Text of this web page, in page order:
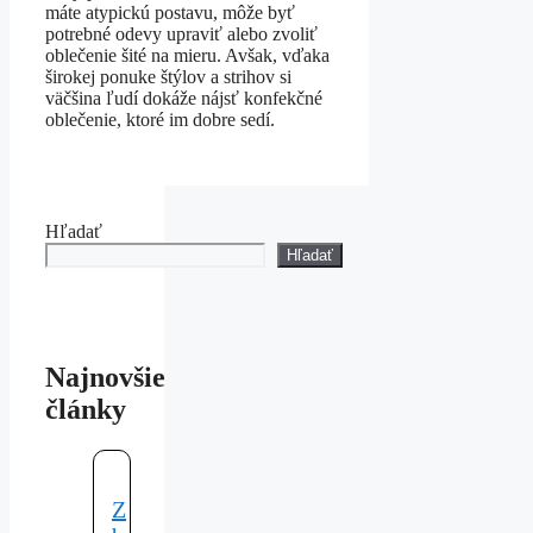
máte atypickú postavu, môže byť
potrebné odevy upraviť alebo zvoliť
oblečenie šité na mieru. Avšak, vďaka
širokej ponuke štýlov a strihov si
väčšina ľudí dokáže nájsť konfekčné
oblečenie, ktoré im dobre sedí.
Hľadať
Hľadať
Najnovšie
články
Z